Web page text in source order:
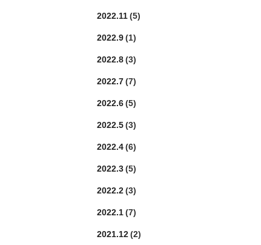
2022.11(5)
2022.9(1)
2022.8(3)
2022.7(7)
2022.6(5)
2022.5(3)
2022.4(6)
2022.3(5)
2022.2(3)
2022.1(7)
2021.12(2)